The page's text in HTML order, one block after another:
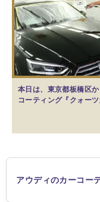
本日は、東京都板橋区
コーティング『クォー
アウディのカーコー